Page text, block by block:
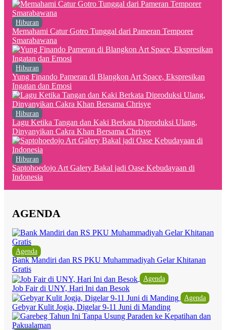
Hiburan
Memahami Catur Gotro Tunggal dari Pameran Temporer
Smarabawana
Hiburan
Yung Finando Pameran di Blangkon Art Space, Ekspresikan
Ingatan dan Emosi
Hiburan
Lagu Ketika Tangan dan Kaki Berkata Diproduksi Ulang,
Dinyanyikan Cakra Khan Bersama Chrisye
Hiburan
Saptohoedojo Art Galery Bakal jadi Oase Kebudayaan di
Indonesia
AGENDA
Agenda
Bank Mandiri dan RS PKU Muhammadiyah Gelar Khitanan
Gratis
Agenda
Job Fair di UNY, Hari Ini dan Besok
Agenda
Gebyar Kulit Jogja, Digelar 9-11 Juni di Manding